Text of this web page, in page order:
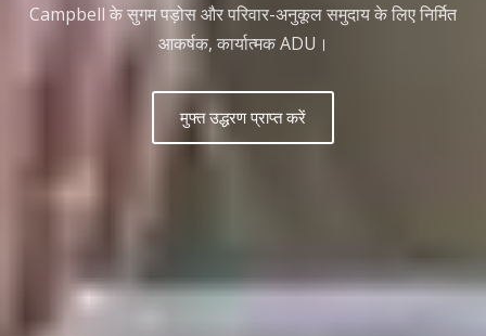
Campbell के सुगम पड़ोस और परिवार-अनुकूल समुदाय के लिए निर्मित
आकर्षक, कार्यात्मक ADU।
मुफ्त उद्धरण प्राप्त करें